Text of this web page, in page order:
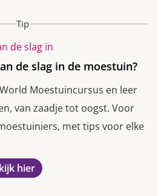
Tip
de slag in de moestuin?
Moestuincursus en leer
van zaadje tot oogst. Voor
met tips voor elke
hier